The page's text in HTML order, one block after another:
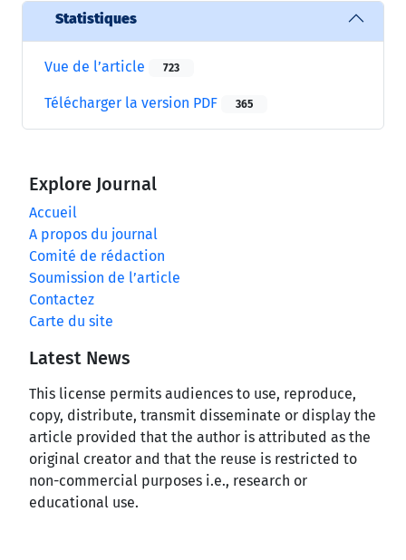
Statistiques
Vue de l’article 723
Télécharger la version PDF 365
Explore Journal
Accueil
A propos du journal
Comité de rédaction
Soumission de l’article
Contactez
Carte du site
Latest News
This license permits audiences to use, reproduce,
copy, distribute, transmit disseminate or display the
article provided that the author is attributed as the
original creator and that the reuse is restricted to
non-commercial purposes i.e., research or
educational use.